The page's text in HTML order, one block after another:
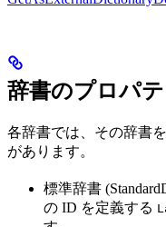
辞書のプロパテ
各辞書では、その辞書
があります。
標準辞書
の ID を定義する